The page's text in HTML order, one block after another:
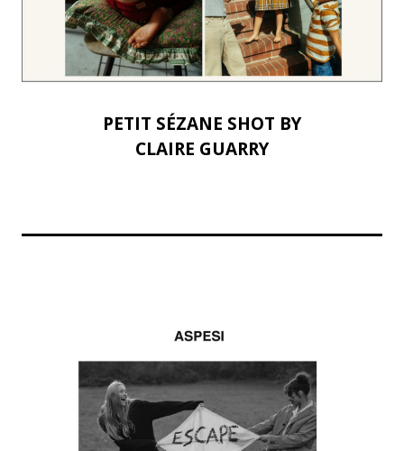
PETIT SÉZANE SHOT BY
CLAIRE GUARRY